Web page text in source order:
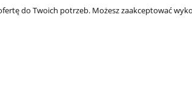
do Twoich potrzeb. Możesz zaakceptować